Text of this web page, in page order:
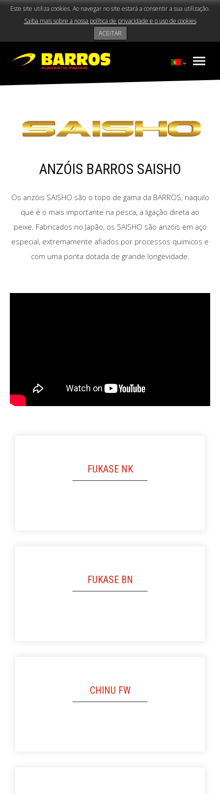
Este site utiliza cookies. Ao navegar no site estará a consentir a sua utilização.
Saiba mais sobre a nossa política de privacidade e o uso de cookies
ACEITAR
ANZÓIS BARROS SAISHO
Os anzóis SAISHO são o topo de gama da BARROS, naquilo
que é o mais importante na pesca, a ligação direta ao
peixe. Fabricados no Japão, os SAISHO são anzóis em aço
especial, extremamente afiados por processos quimicos e
com uma ponta dotada de grande longevidade.
FUKASE NK
FUKASE BN
CHINU FW